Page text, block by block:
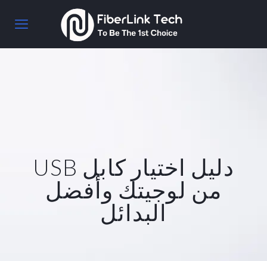
دليل اختيار كابل USB
من لوجيتك وأفضل
البدائل